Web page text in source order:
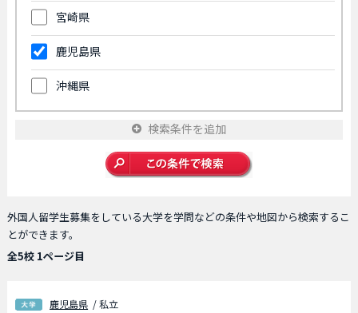
宮崎県
鹿児島県
沖縄県
検索条件を追加
外国人留学生募集をしている大学を学問などの条件や地図から検索するこ
とができます。
全5校 1ページ目
鹿児島県 / 私立